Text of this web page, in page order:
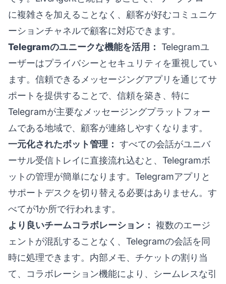
に複雑さを加えることなく、顧客が好むコミュニケ
ーションチャネルで顧客に対応できます。
Telegramのユニークな機能を活用： Telegramユ
ーザーはプライバシーとセキュリティを重視してい
ます。信頼できるメッセージングアプリを通じてサ
ポートを提供することで、信頼を築き、特に
Telegramが主要なメッセージングプラットフォー
ムである地域で、顧客が連絡しやすくなります。
一元化されたボット管理： すべての会話がユニバ
ーサル受信トレイに直接流れ込むと、Telegramボ
ットの管理が簡単になります。Telegramアプリと
サポートデスクを切り替える必要はありません。す
べてが1か所で行われます。
より良いチームコラボレーション： 複数のエージ
ェントが混乱することなく、Telegramの会話を同
時に処理できます。内部メモ、チケットの割り当
て、コラボレーション機能により、シームレスな引